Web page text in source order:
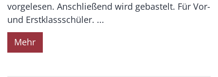
vorgelesen. Anschließend wird gebastelt. Für Vor-
und Erstklassschüler. ...
Mehr